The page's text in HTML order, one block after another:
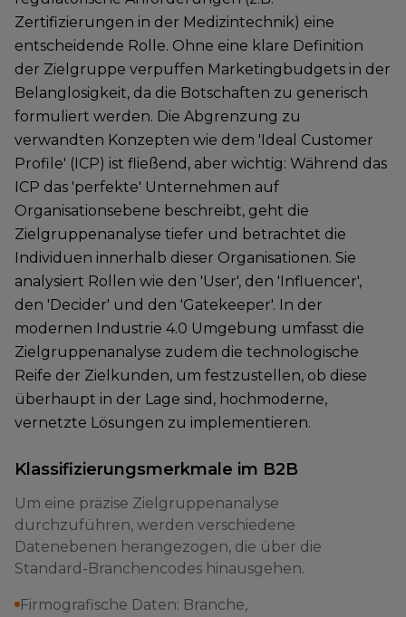
Zertifizierungen in der Medizintechnik) eine
entscheidende Rolle. Ohne eine klare Definition
der Zielgruppe verpuffen Marketingbudgets in der
Belanglosigkeit, da die Botschaften zu generisch
formuliert werden. Die Abgrenzung zu
verwandten Konzepten wie dem 'Ideal Customer
Profile' (ICP) ist fließend, aber wichtig: Während das
ICP das 'perfekte' Unternehmen auf
Organisationsebene beschreibt, geht die
Zielgruppenanalyse tiefer und betrachtet die
Individuen innerhalb dieser Organisationen. Sie
analysiert Rollen wie den 'User', den 'Influencer',
den 'Decider' und den 'Gatekeeper'. In der
modernen Industrie 4.0 Umgebung umfasst die
Zielgruppenanalyse zudem die technologische
Reife der Zielkunden, um festzustellen, ob diese
überhaupt in der Lage sind, hochmoderne,
vernetzte Lösungen zu implementieren.
Klassifizierungsmerkmale im B2B
Um eine präzise Zielgruppenanalyse
durchzuführen, werden verschiedene
Datenebenen herangezogen, die über die
Standard-Branchencodes hinausgehen.
Firmografische Daten: Branche,